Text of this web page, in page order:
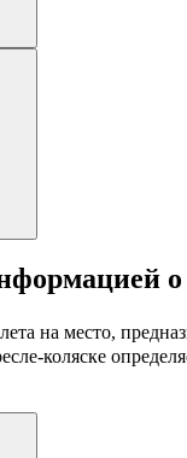
о
на место,
коляске